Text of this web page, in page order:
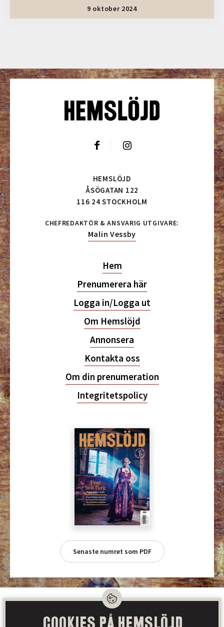
9 oktober 2024
HEMSLÖJD
ÅSÖGATAN 122
116 24 STOCKHOLM
CHEFREDAKTÖR & ANSVARIG UTGIVARE:
Malin Vessby
Hem
Prenumerera här
Logga in/Logga ut
Om Hemslöjd
Annonsera
Kontakta oss
Om din prenumeration
Integritetspolicy
Senaste numret som PDF